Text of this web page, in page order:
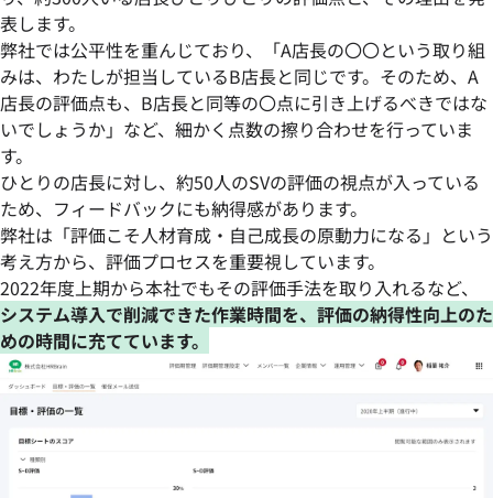
表します。
弊社では公平性を重んじており、「A店長の〇〇という取り組
みは、わたしが担当しているB店長と同じです。そのため、A
店長の評価点も、B店長と同等の〇点に引き上げるべきではな
いでしょうか」など、細かく点数の擦り合わせを行っていま
す。
ひとりの店長に対し、約50人のSVの評価の視点が入っている
ため、フィードバックにも納得感があります。
弊社は「評価こそ人材育成・自己成長の原動力になる」という
考え方から、評価プロセスを重要視しています。
2022年度上期から本社でもその評価手法を取り入れるなど、
システム導入で削減できた作業時間を、評価の納得性向上のた
めの時間に充てています。